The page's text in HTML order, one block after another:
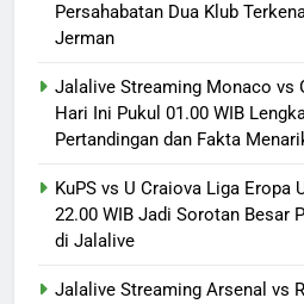
Persahabatan Dua Klub
Jerman
Jalalive Streaming Monaco vs
Hari Ini Pukul 01.00 WIB
Pertandingan dan Fakta
KuPS vs U Craiova Liga Eropa
22.00 WIB Jadi Sorotan Besar
di Jalalive
Jalalive Streaming Arsenal vs